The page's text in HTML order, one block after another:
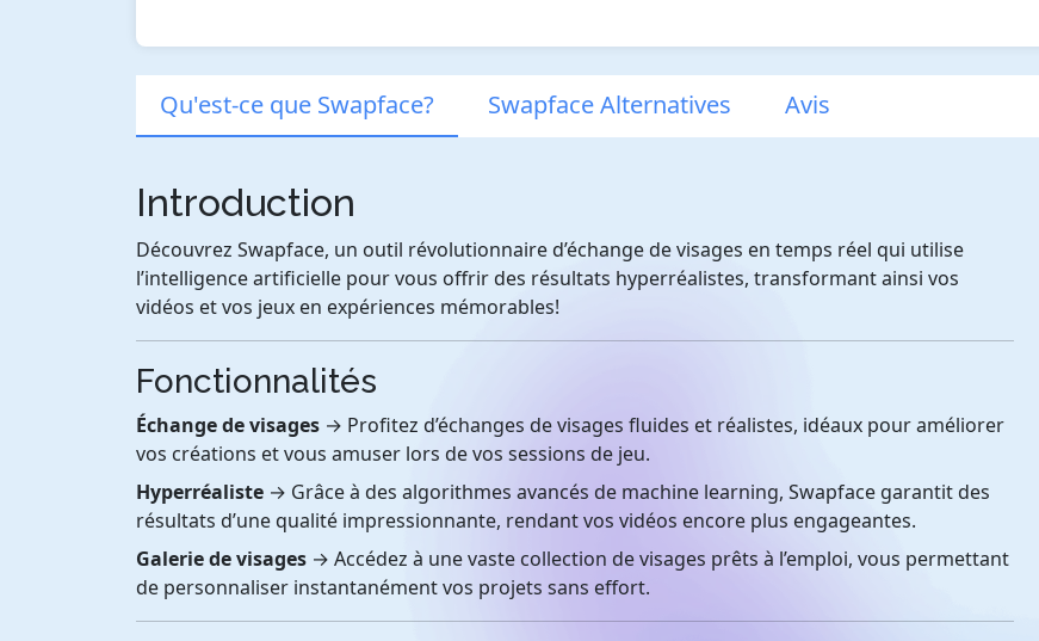
Qu'est-ce que Swapface? Swapface Alternatives Avis
Introduction
Découvrez Swapface, un outil révolutionnaire d’échange de visages en temps réel qui utilise
l’intelligence artificielle pour vous offrir des résultats hyperréalistes, transformant ainsi vos
vidéos et vos jeux en expériences mémorables!
Fonctionnalités
Échange de visages → Profitez d’échanges de visages fluides et réalistes, idéaux pour améliorer
vos créations et vous amuser lors de vos sessions de jeu.
Hyperréaliste → Grâce à des algorithmes avancés de machine learning, Swapface garantit des
résultats d’une qualité impressionnante, rendant vos vidéos encore plus engageantes.
Galerie de visages → Accédez à une vaste collection de visages prêts à l’emploi, vous permettant
de personnaliser instantanément vos projets sans effort.